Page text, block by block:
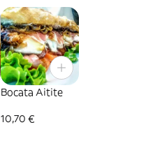
Bocata Aitite
10,70 €